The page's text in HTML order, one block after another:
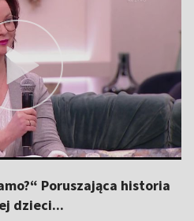
Poruszająca historia
dzieci...